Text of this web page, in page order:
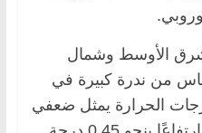
الأوسط وشمال
من ندرة كبيرة في
الحرارة يمثل ضعفي